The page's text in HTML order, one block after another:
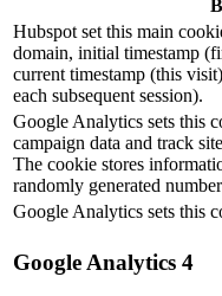
Hubspot set this main
domain, initial timestamp
current timestamp (this
each subsequent session).
Google Analytics sets this
campaign data and track
The cookie stores
randomly generated
Google Analytics sets this
Google Analytics 4